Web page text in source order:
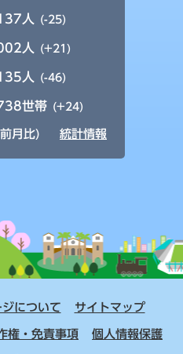
人 (-25)
人 (+21)
人 (-46)
世帯 (+24)
月比) 統計情報
について サイトマップ
権・免責事項 個人情報保護